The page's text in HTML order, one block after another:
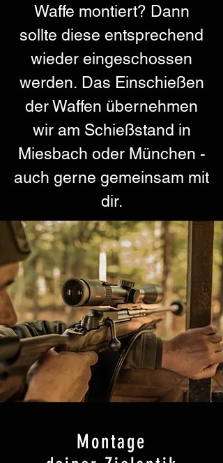
Waffe montiert? Dann
sollte diese entsprechend
wieder eingeschossen
werden. Das Einschießen
der Waffen übernehmen
wir am Schießstand in
Miesbach oder München -
auch gerne gemeinsam mit
dir.
Montage